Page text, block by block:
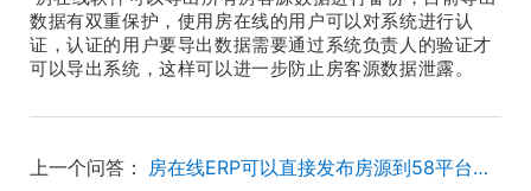
数据有双重保护，使用房在线的用户可以对系统进行认
证，认证的用户要导出数据需要通过系统负责人的验证才
可以导出系统，这样可以进一步防止房客源数据泄露。
上一个问答：
房在线ERP可以直接发布房源到58平台上吗？